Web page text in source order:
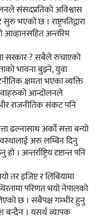
संसदप्रतिको अविश्वास
भएको छ । राष्ट्रपतिद्वारा
आव्हानसहित अन्तरिम
सरकार ? सबैले रुचाएको
भावना बुझ्ने, युवा
क्षमता भएका व्यक्ति
आन्दोलनले
राजनीतिक संकट पनि
अर्को सत्ता बन्यो
अरु लम्बिन दिनु
अन्तर्राष्ट्रिय दृष्टान्त पनि
तर इजिप्ट र लिबियामा
परिणत भयो नेपालको
छ । सबैपक्ष गम्भीर हुनु
। यसर्थ व्यापक